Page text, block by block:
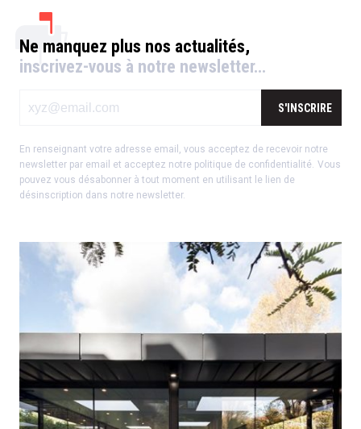
Ne manquez plus nos actualités,
inscrivez-vous à notre newsletter…
S'INSCRIRE
En renseignant votre adresse email, vous acceptez de recevoir notre
newsletter par email et acceptez notre politique de confidentialité. Vous
pouvez vous désabonner à tout moment en utilisant le lien de
désinscription dans notre newsletter.